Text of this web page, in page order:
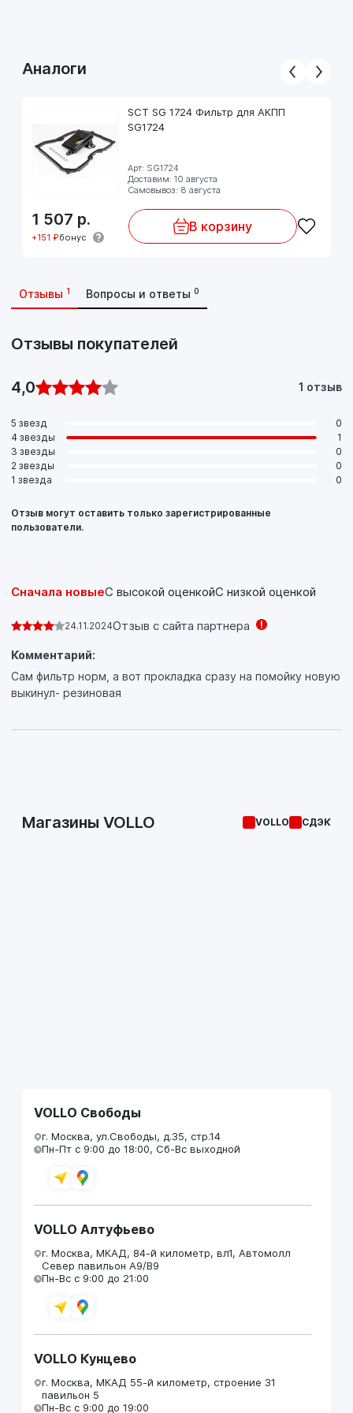
TOYOTA Camry 3.5 24V 2GR-FE 204 277 01.2006-->
Аналоги
SCT SG 1724 Фильтр для АКПП
SG1724
Арт: SG1724
Доставим: 10 августа
Самовывоз: 8 августа
1 507 р.
+151 ₽бонус
В корзину
Отзывы 1 Вопросы и ответы 0
Отзывы покупателей
4,0 1 отзыв
5 звезд
0
4 звезды
1
3 звезды
0
2 звезды
0
1 звезда
0
Отзыв могут оставить только зарегистрированные
пользователи.
Сначала новыеС высокой оценкойС низкой оценкой
24.11.2024Отзыв с сайта партнера
Комментарий:
Сам фильтр норм, а вот прокладка сразу на помойку новую
выкинул- резиновая
Магазины VOLLO VOLLO СДЭК
VOLLO Свободы
г. Москва, ул.Свободы, д.35, стр.14
Пн-Пт с 9:00 до 18:00, Сб-Вс выходной
VOLLO Алтуфьево
г. Москва, МКАД, 84-й километр, вл1, Автомолл
Север павильон А9/В9
Пн-Вс с 9:00 до 21:00
VOLLO Кунцево
г. Москва, МКАД 55-й километр, строение 31
павильон 5
Пн-Вс с 9:00 до 19:00